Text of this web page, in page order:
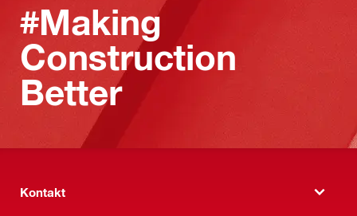
#Making
Construction
Better
Kontakt